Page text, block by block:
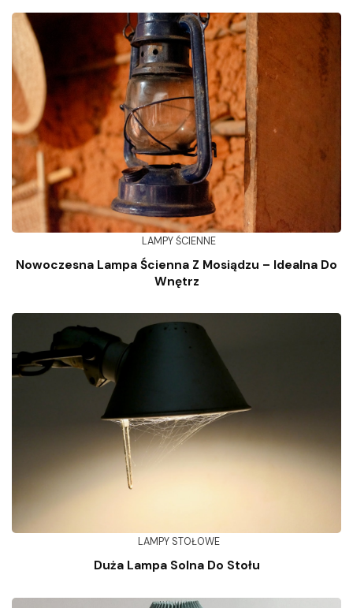
LAMPY ŚCIENNE
Nowoczesna Lampa Ścienna Z Mosiądzu – Idealna Do
Wnętrz
LAMPY STOŁOWE
Duża Lampa Solna Do Stołu